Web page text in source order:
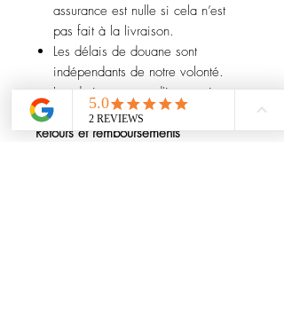
assurance est nulle si cela n’est
pas fait à la livraison.
Les délais de douane sont
indépendants de notre volonté.
Les droits et taxes d'importation
sont à la charge de l'acheteur.
Retours et remboursements